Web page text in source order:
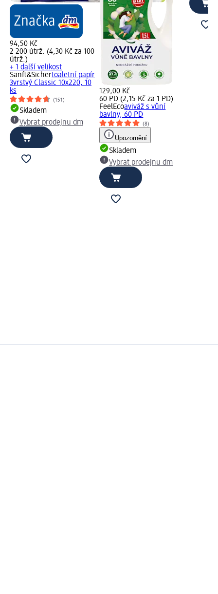
94,50 Kč
2 200 útrž. (4,30 Kč za 100
útrž.)
+ 1 další velikost
Sanft&Sichertoaletní papír
3vrstvý Classic 10x220, 10
ks
(151)
Skladem
Vybrat prodejnu dm
129,00 Kč
60 PD (2,15 Kč za 1 PD)
FeelEcoaviváž s vůní
bavlny, 60 PD
(8)
Upozornění
Skladem
Vybrat prodejnu dm